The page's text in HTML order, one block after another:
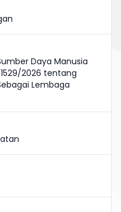
Daya Manusia
2026 tentang
Lembaga